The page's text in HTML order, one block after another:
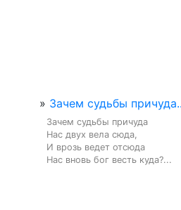
» Зачем судьбы
Зачем судьбы причуда
Нас двух вела сюда,
И врозь ведет отсюда
Нас вновь бог весть куда?...